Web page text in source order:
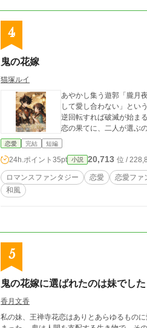
4
鬼の花嫁
猫塚ルイ
あやかし集う遊郭「朧月夜」に
して愛し合わない」という奇妙な契約。 彼の家系は愛した者を喰らう呪い
逆回転すれば破滅が始まる。 偽りの愛人を演じる二人は、死の飢餓と隣り合わせの純愛に落ちていく。
恋の果てに、二人が選ぶ
恋愛 完結 短編
24h.ポイント 35pt 小説 20,713 位 /
ロマンスファンタジー 恋愛 恋愛ファ
和風
5
鬼の花嫁に選ばれたのは妹でした
香月文香
私の妹、王禅寺花恋はありとあらゆるもの